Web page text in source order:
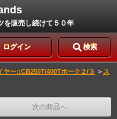
を販売し続けて５０年
ログイン 検索
ヤー::CB250T/400Tホーク２/３ ＞ ス
次の商品へ